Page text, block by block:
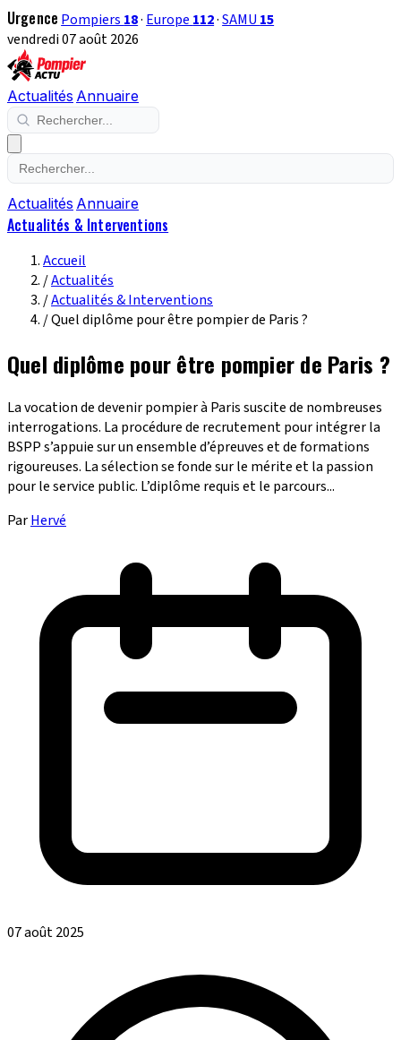
Urgence Pompiers 18· Europe 112·SAMU 15
vendredi 07 août 2026
Actualités Annuaire
Actualités Annuaire
Actualités & Interventions
Accueil
/Actualités
/Actualités & Interventions
/Quel diplôme pour être pompier de Paris ?
Quel diplôme pour être pompier de Paris ?
La vocation de devenir pompier à Paris suscite de nombreuses
interrogations. La procédure de recrutement pour intégrer la
BSPP s’appuie sur un ensemble d’épreuves et de formations
rigoureuses. La sélection se fonde sur le mérite et la passion
pour le service public. L’diplôme requis et le parcours...
ParHervé
07 août 2025